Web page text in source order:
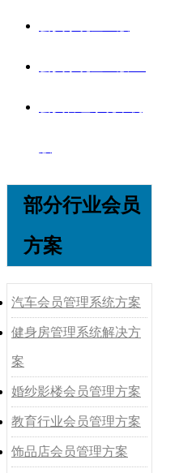
部分行业会员
方案
汽车会员管理系统方案
健身房管理系统解决方
案
婚纱影楼会员管理方案
教育行业会员管理方案
饰品店会员管理方案